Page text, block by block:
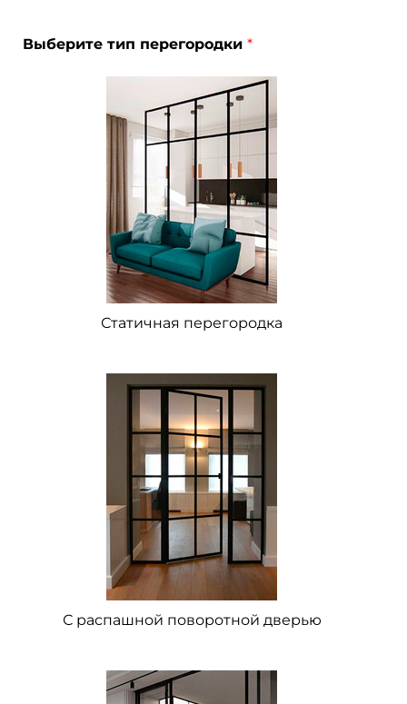
Выберите тип перегородки *
Статичная перегородка
С распашной поворотной дверью